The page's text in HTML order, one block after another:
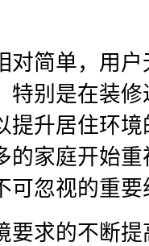
对简单，用
特别是在装
提升居住环
的家庭开始
可忽视的重
要求的不断